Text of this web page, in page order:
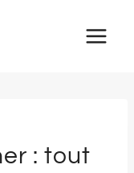
: tout